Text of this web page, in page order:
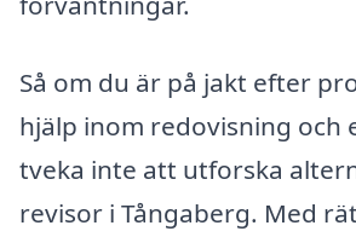
Så om du är på jakt efter
hjälp inom redovisning och
tveka inte att utforska
revisor i Tångaberg. Med